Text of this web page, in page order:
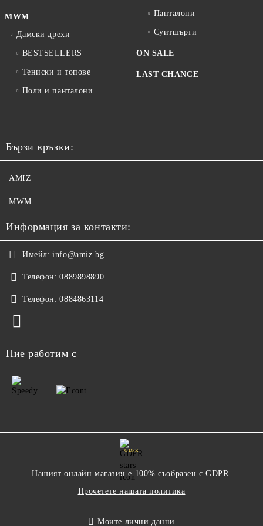
MWM
Дамски дрехи
BESTSELLERS
Тениски и топове
Поли и панталони
Панталони
Суитшърти
ON SALE
LAST CHANCE
Бързи връзки:
AMIZ
MWM
Информация за контакти:
Имейл: info@amiz.bg
Телефон: 0889898890
Телефон: 0884863114
Ние работим с
GDPR
Нашият онлайн магазин е 100% съобразен с GDPR.
Прочетете нашата политика
Моите лични данни